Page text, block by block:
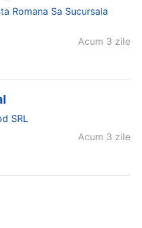
Romana Sa Sucursala
Acum 3 zile
SRL
Acum 3 zile